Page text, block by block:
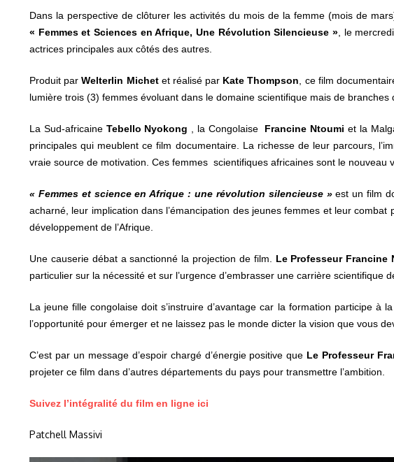
Dans la perspective de clôturer les activités du mois de la femme (mois de
« Femmes et Sciences en Afrique, Une Révolution Silencieuse » , le
actrices principales aux côtés des autres.
Produit parWelterlin Michetet réalisé par Kate Thompson , ce film
lumière trois (3) femmes évoluant dans le domaine scientifique mais de branches
La Sud-africaine Tebello Nyokong , la Congolaise Francine Ntoumi et la
principales qui meublent ce film documentaire. La richesse de leur parcours,
vraie source de motivation. Ces femmes scientifiques africaines sont le nouveau
« Femmes et science en Afrique : une révolution silencieuse »est un film
acharné, leur implication dans l’émancipation des jeunes femmes et leur
développement de l’Afrique.
Une causerie débat a sanctionné la projection de film. Le Professeur Francine
particulier sur la nécessité et sur l’urgence d’embrasser une carrière scientifique
La jeune fille congolaise doit s’instruire d’avantage car la formation participe
l’opportunité pour émerger et ne laissez pas le monde dicter la vision que
C’est par un message d’espoir chargé d’énergie positive que Le Professeur
projeter ce film dans d’autres départements du pays pour transmettre l’ambition.
Suivez l’intégralité du film en ligne ici
Patchell Massivi